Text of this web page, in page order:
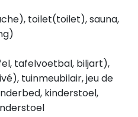
toilet(toilet), sauna,
tafelvoetbal, biljart),
tuinmeubilair, jeu de
kinderstoel,